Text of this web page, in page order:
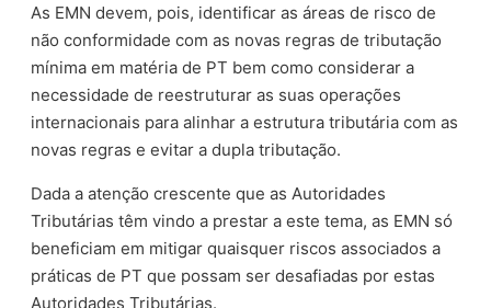
As EMN devem, pois, identificar as áreas de risco de
não conformidade com as novas regras de tributação
mínima em matéria de PT bem como considerar a
necessidade de reestruturar as suas operações
internacionais para alinhar a estrutura tributária com as
novas regras e evitar a dupla tributação.
Dada a atenção crescente que as Autoridades
Tributárias têm vindo a prestar a este tema, as EMN só
beneficiam em mitigar quaisquer riscos associados a
práticas de PT que possam ser desafiadas por estas
Autoridades Tributárias.